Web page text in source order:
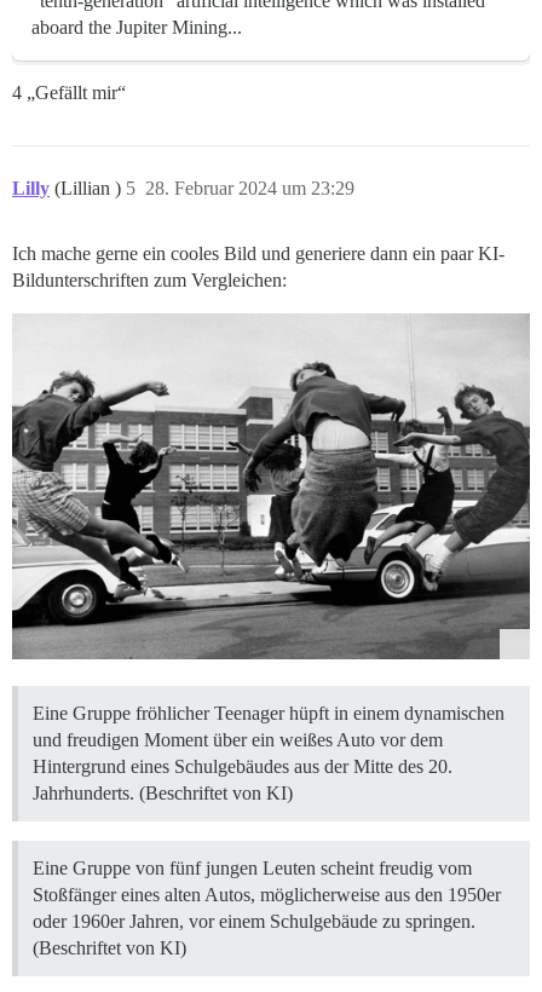
aboard the Jupiter Mining...
4 „Gefällt mir“
Lilly (Lillian ) 28. Februar 2024 um 23:29
5
Ich mache gerne ein cooles Bild und generiere dann ein paar KI-
Bildunterschriften zum Vergleichen:
Eine Gruppe fröhlicher Teenager hüpft in einem dynamischen
und freudigen Moment über ein weißes Auto vor dem
Hintergrund eines Schulgebäudes aus der Mitte des 20.
Jahrhunderts. (Beschriftet von KI)
Eine Gruppe von fünf jungen Leuten scheint freudig vom
Stoßfänger eines alten Autos, möglicherweise aus den 1950er
oder 1960er Jahren, vor einem Schulgebäude zu springen.
(Beschriftet von KI)